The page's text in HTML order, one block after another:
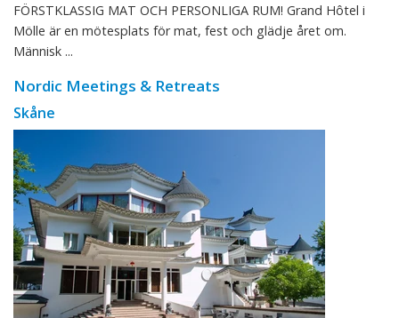
FÖRSTKLASSIG MAT OCH PERSONLIGA RUM! Grand Hôtel i
Mölle är en mötesplats för mat, fest och glädje året om.
Människ ...
Nordic Meetings & Retreats
Skåne